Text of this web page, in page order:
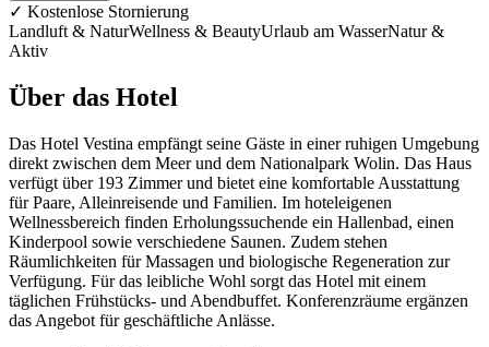
✓ Kostenlose Stornierung
Landluft & NaturWellness & BeautyUrlaub am WasserNatur &
Aktiv
Über das Hotel
Das Hotel Vestina empfängt seine Gäste in einer ruhigen Umgebung
direkt zwischen dem Meer und dem Nationalpark Wolin. Das Haus
verfügt über 193 Zimmer und bietet eine komfortable Ausstattung
für Paare, Alleinreisende und Familien. Im hoteleigenen
Wellnessbereich finden Erholungssuchende ein Hallenbad, einen
Kinderpool sowie verschiedene Saunen. Zudem stehen
Räumlichkeiten für Massagen und biologische Regeneration zur
Verfügung. Für das leibliche Wohl sorgt das Hotel mit einem
täglichen Frühstücks- und Abendbuffet. Konferenzräume ergänzen
das Angebot für geschäftliche Anlässe.